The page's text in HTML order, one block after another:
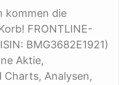
kommen die
FRONTLINE-
BMG3682E1921)
Aktie,
Analysen,